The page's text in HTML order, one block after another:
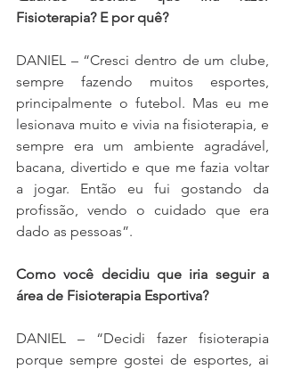
Fisioterapia? E por quê?
DANIEL – “Cresci dentro de um clube,
sempre fazendo muitos esportes,
principalmente o futebol. Mas eu me
lesionava muito e vivia na fisioterapia, e
sempre era um ambiente agradável,
bacana, divertido e que me fazia voltar
a jogar. Então eu fui gostando da
profissão, vendo o cuidado que era
dado as pessoas”.
Como você decidiu que iria seguir a
área de Fisioterapia Esportiva?
DANIEL – “Decidi fazer fisioterapia
porque sempre gostei de esportes, ai